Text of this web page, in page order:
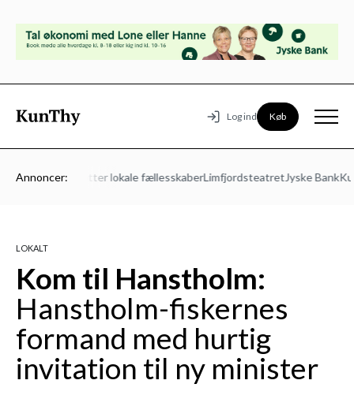
Log ind Køb
Annoncer:
Energi – Vi støtter lokale fællesskaberLimfjordsteatretJyske Bank
LOKALT
Kom til Hanstholm:
Hanstholm-fiskernes
formand med hurtig
invitation til ny minister